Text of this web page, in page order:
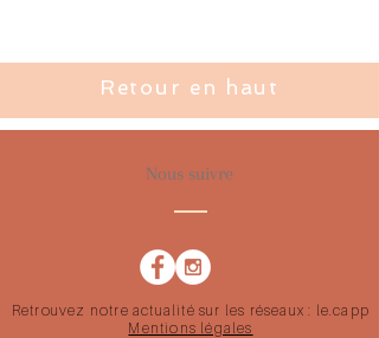
Retour en haut
Nous suivre
Retrouvez notre actualité sur les réseaux : le.capp
Mentions légales